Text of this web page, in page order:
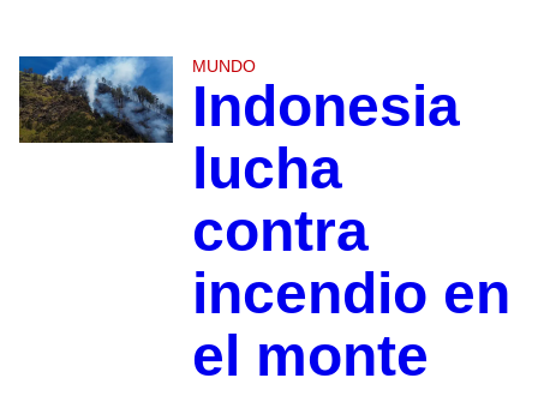
MUNDO
Indonesia
lucha
contra
incendio en
el monte